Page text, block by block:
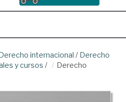
internacional / Derecho
y cursos /
Derecho